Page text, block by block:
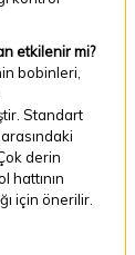
etkilenir mi?
bobinleri,
Standart
derin
hattının
için önerilir.